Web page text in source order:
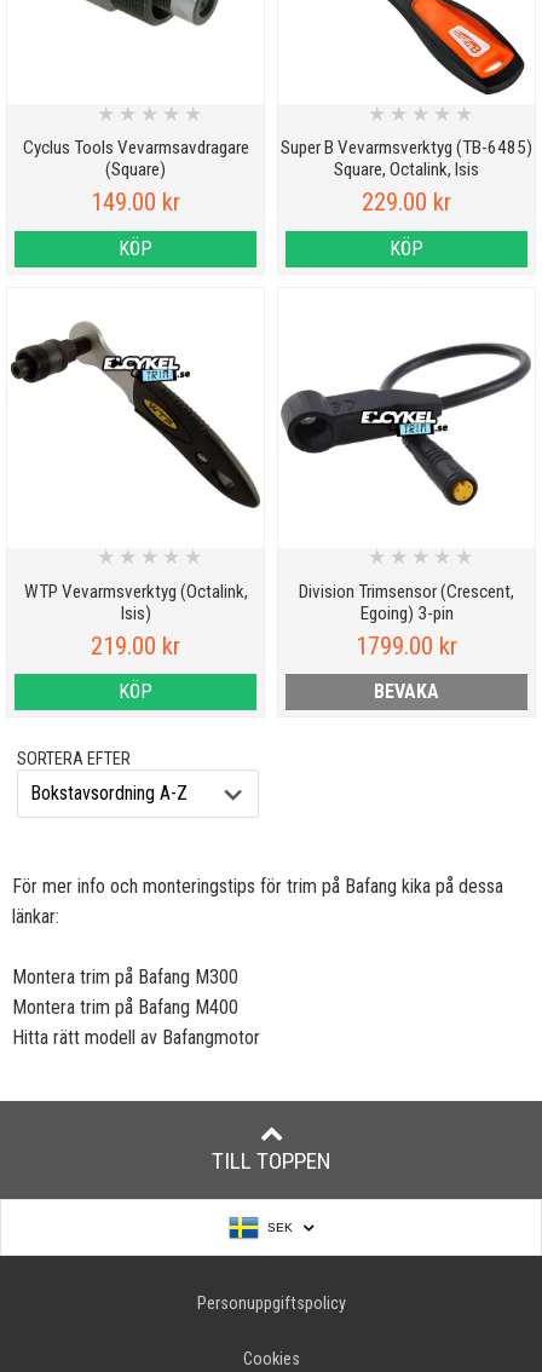
Cyclus Tools Vevarmsavdragare
(Square)
★ ★ ★ ★ ★
149.00 kr
KÖP
Super B Vevarmsverktyg (TB-6485)
Square, Octalink, Isis
★ ★ ★ ★ ★
229.00 kr
KÖP
WTP Vevarmsverktyg (Octalink,
Isis)
★ ★ ★ ★ ★
219.00 kr
KÖP
Division Trimsensor (Crescent,
Egoing) 3-pin
★ ★ ★ ★ ★
1799.00 kr
BEVAKA
SORTERA EFTER
För mer info och monteringstips för trim på Bafang kika på dessa
länkar:
Montera trim på Bafang M300
Montera trim på Bafang M400
Hitta rätt modell av Bafangmotor
TILL TOPPEN
SEK
Personuppgiftspolicy
Cookies